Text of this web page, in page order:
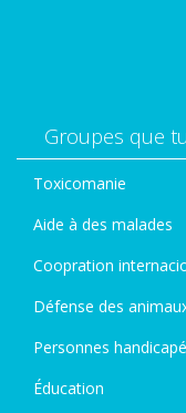
Groupes que
Toxicomanie
Aide à des malades
Coopration
Défense des
Personnes
Éducation